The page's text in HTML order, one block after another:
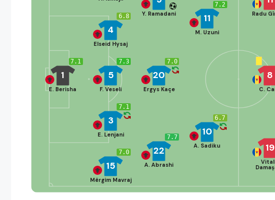
7.1
1
E. Berisha
6.8
4
Elseid Hysaj
7.3
5
F. Veseli
7.1
3
E. Lenjani
7.0
15
Mërgim Mavraj
Y. Ramadani
7.0
20
Ergys Kaçe
7.7
22
A. Abrashi
7.2
11
M. Uzuni
6.7
10
A. Sadiku 19
8
C.
Radu